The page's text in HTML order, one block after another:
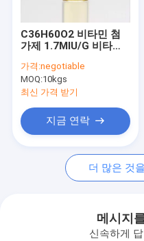
음식 급료 부식방지제
감미질
안정화제
음식 급료 인산염
식품 성분 유화제
C36H60O2 비타민 첨
가제 1.7MIU/G 비타민
가격:negotiable
MOQ:10kgs
최신 가격 받기
지금 연락
더 많은 것
메시지
신속하게